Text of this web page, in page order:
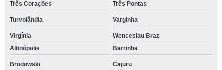
Três Corações Três Pontas
Turvolândia Varginha
Virgínia
Wenceslau Braz
Altinópolis
Barrinha
Brodowski Cajuru